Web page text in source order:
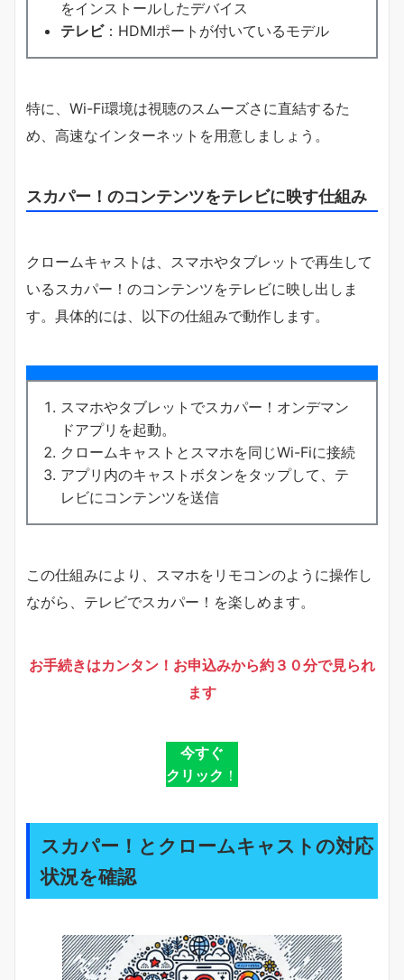
をインストールしたデバイス
テレビ：HDMIポートが付いているモデル
特に、Wi-Fi環境は視聴のスムーズさに直結するた
め、高速なインターネットを用意しましょう。
スカパー！のコンテンツをテレビに映す仕組み
クロームキャストは、スマホやタブレットで再生して
いるスカパー！のコンテンツをテレビに映し出しま
す。具体的には、以下の仕組みで動作します。
スマホやタブレットでスカパー！オンデマン
ドアプリを起動。
クロームキャストとスマホを同じWi-Fiに接続
アプリ内のキャストボタンをタップして、テ
レビにコンテンツを送信
この仕組みにより、スマホをリモコンのように操作し
ながら、テレビでスカパー！を楽しめます。
お手続きはカンタン！お申込みから約３０分で見られ
ます
今すぐ
クリック ！
スカパー！とクロームキャストの対応
状況を確認